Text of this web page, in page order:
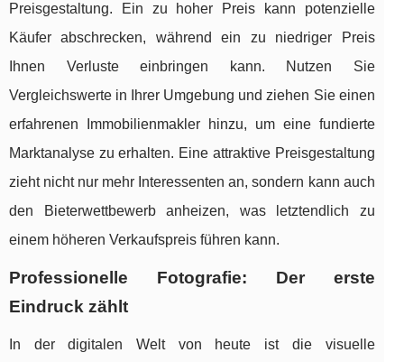
Preisgestaltung. Ein zu hoher Preis kann potenzielle
Käufer abschrecken, während ein zu niedriger Preis
Ihnen Verluste einbringen kann. Nutzen Sie
Vergleichswerte in Ihrer Umgebung und ziehen Sie einen
erfahrenen Immobilienmakler hinzu, um eine fundierte
Marktanalyse zu erhalten. Eine attraktive Preisgestaltung
zieht nicht nur mehr Interessenten an, sondern kann auch
den Bieterwettbewerb anheizen, was letztendlich zu
einem höheren Verkaufspreis führen kann.
Professionelle Fotografie: Der erste
Eindruck zählt
In der digitalen Welt von heute ist die visuelle